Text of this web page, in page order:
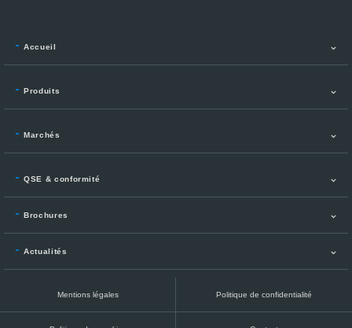
Accueil
Produits
Marchés
QSE & conformité
Brochures
Actualités
Mentions légales Politique de confidentialité